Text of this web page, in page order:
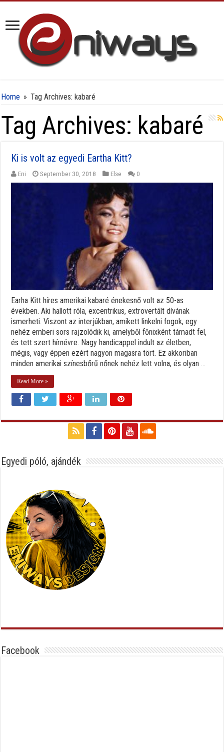
Home » Tag Archives: kabaré
Tag Archives: kabaré
Ki is volt az egyedi Eartha Kitt?
Eni September 30, 2018 Else 0
Earha Kitt híres amerikai kabaré énekesnő volt az 50-as
években. Aki hallott róla, excentrikus, extrovertált dívának
ismerheti. Viszont az interjúkban, amikett linkelni fogok, egy
nehéz emberi sors rajzolódik ki, amelyből főnixként támadt fel,
és tett szert hírnévre. Nagy handicappel indult az életben,
mégis, vagy éppen ezért nagyon magasra tört. Ez akkoriban
minden amerikai színesbőrű nőnek nehéz lett volna, és olyan ...
Read More »
Egyedi póló, ajándék
Facebook